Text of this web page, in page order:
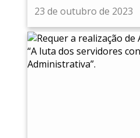
23 de outubro de 2023